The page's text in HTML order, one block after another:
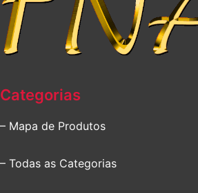
Categorias
– Mapa de Produtos
– Todas as Categorias